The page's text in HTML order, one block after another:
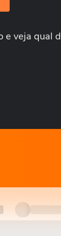
veja qual